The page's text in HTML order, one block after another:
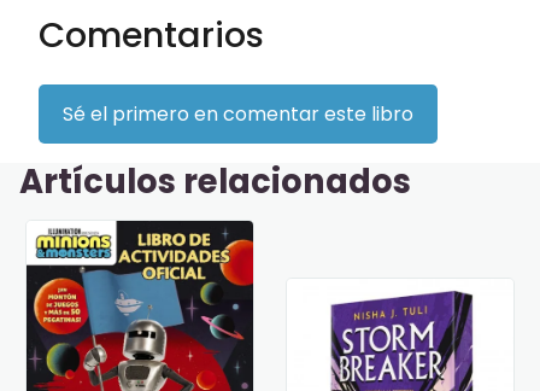
Comentarios
Sé el primero en comentar este libro
Artículos relacionados